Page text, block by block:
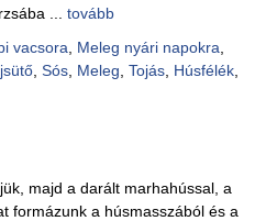
... tovább
vacsora Meleg nyári napokra
, Sós, Meleg Tojás, Húsfélék,
majd a darált marhahússal, a
formázunk a húsmasszából és a